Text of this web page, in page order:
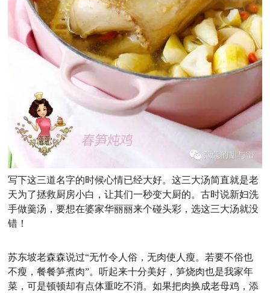
写下这三道名字的时候心情已经大好。这三大汤简直就是老
天为了拯救厨房小白，让其们一秒变大厨的。古时说新妇洗
手做羹汤，要想在婆家华丽丽来个碰头彩，选这三大汤就没
错！
苏东坡老森森说过“无竹令人俗，无肉使人瘦。若要不俗也
不瘦，餐餐笋煮肉”。听起来十分美好，笋烧肉也是我家年
菜，可是顿顿却有点体重吃不消。如果把肉换成老母鸡，添